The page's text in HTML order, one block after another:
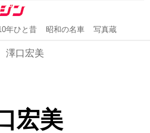
年ひと昔 昭和の名車 写真蔵
澤口宏美
宏美